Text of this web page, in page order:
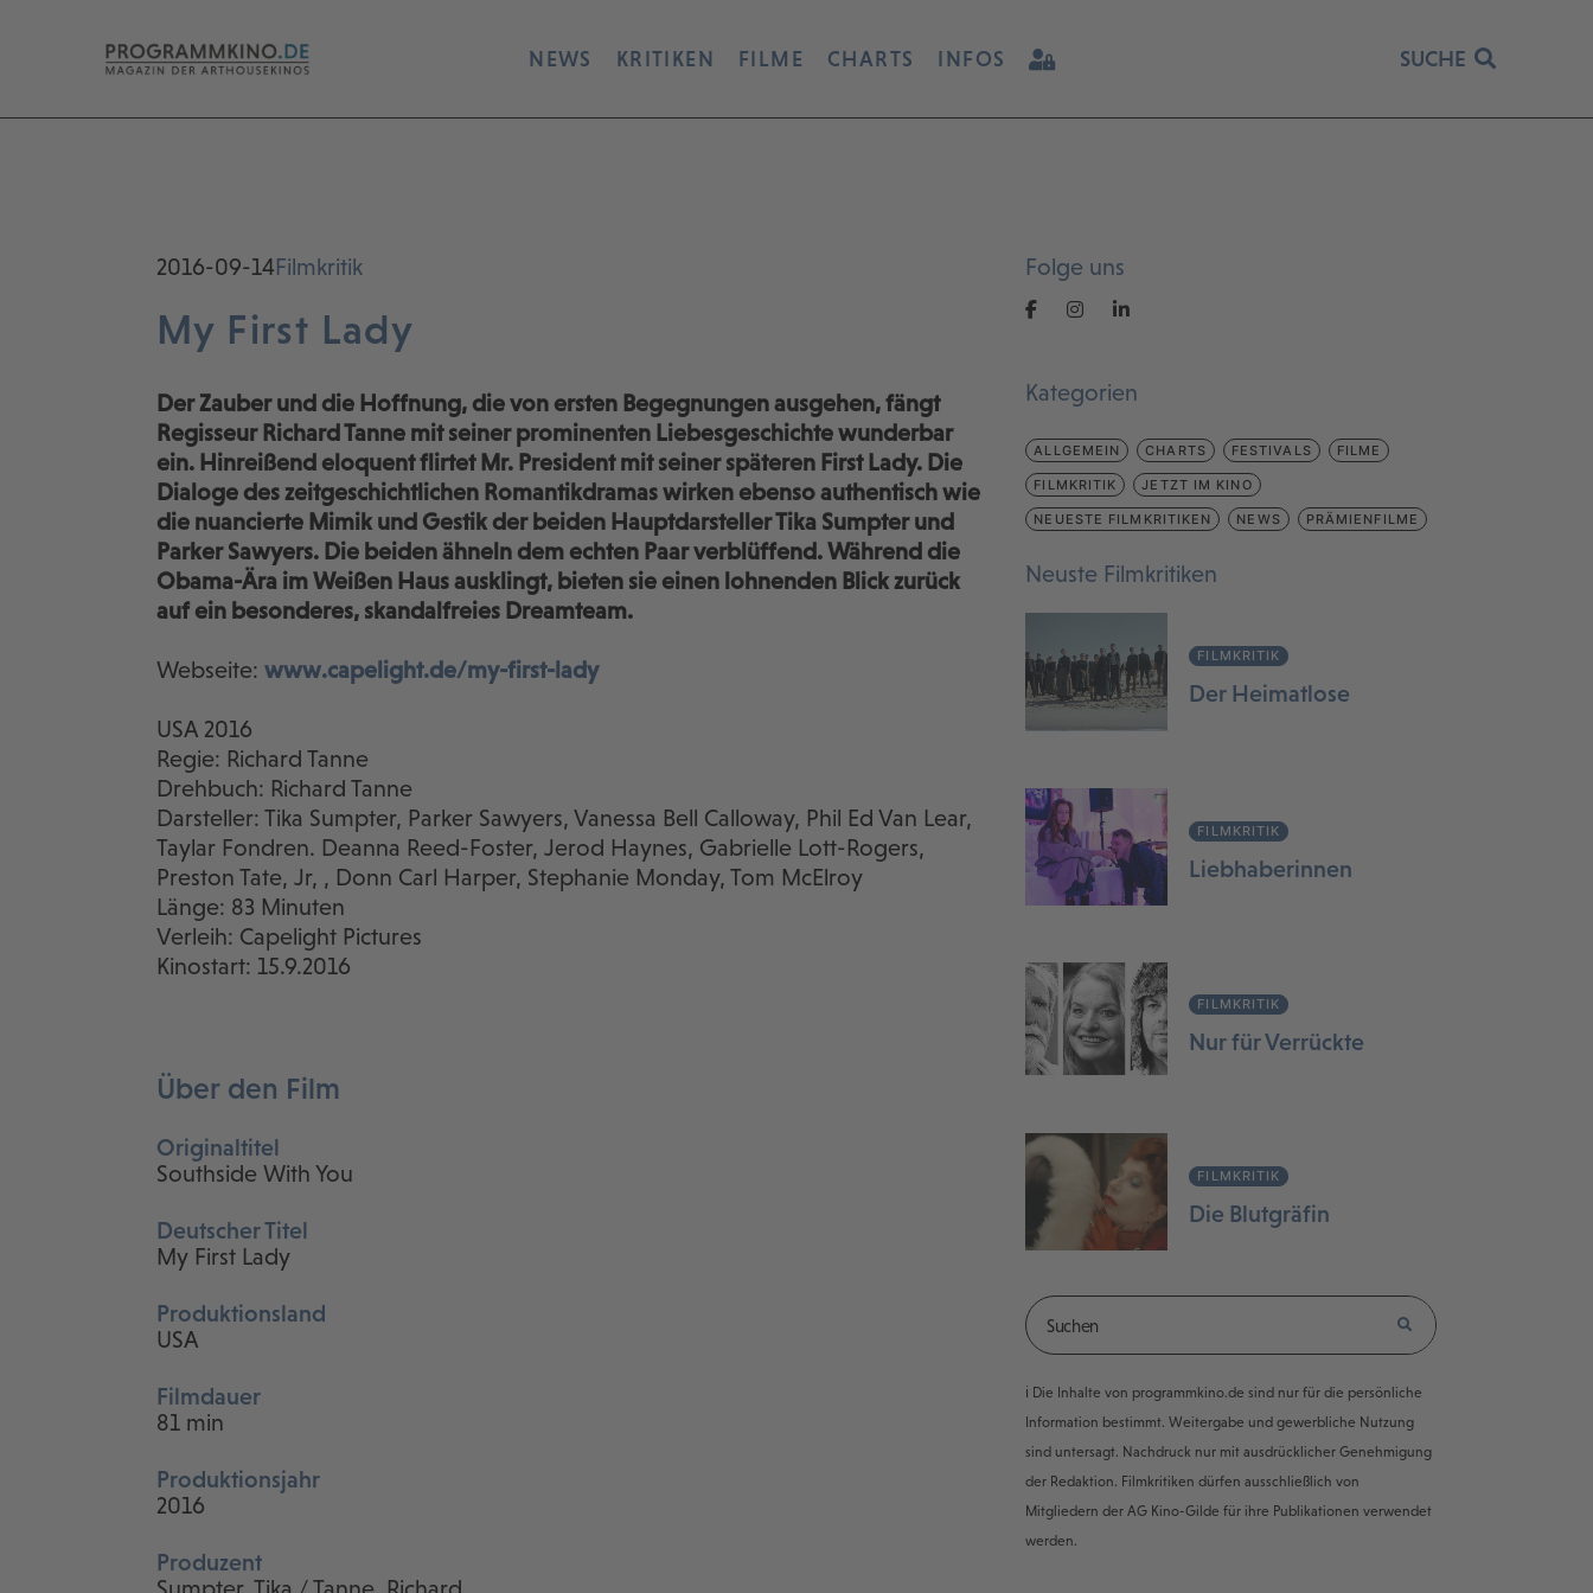
NEWS KRITIKEN FILME CHARTS INFOS SUCHE
2016-09-14Filmkritik
My First Lady
Der Zauber und die Hoffnung, die von ersten Begegnungen ausgehen, fängt
Regisseur Richard Tanne mit seiner prominenten Liebesgeschichte wunderbar
ein. Hinreißend eloquent flirtet Mr. President mit seiner späteren First Lady. Die
Dialoge des zeitgeschichtlichen Romantikdramas wirken ebenso authentisch wie
die nuancierte Mimik und Gestik der beiden Hauptdarsteller Tika Sumpter und
Parker Sawyers. Die beiden ähneln dem echten Paar verblüffend. Während die
Obama-Ära im Weißen Haus ausklingt, bieten sie einen lohnenden Blick zurück
auf ein besonderes, skandalfreies Dreamteam.
Webseite: www.capelight.de/my-first-lady
USA 2016
Regie: Richard Tanne
Drehbuch: Richard Tanne
Darsteller: Tika Sumpter, Parker Sawyers, Vanessa Bell Calloway, Phil Ed Van Lear,
Taylar Fondren. Deanna Reed-Foster, Jerod Haynes, Gabrielle Lott-Rogers,
Preston Tate, Jr, , Donn Carl Harper, Stephanie Monday, Tom McElroy
Länge: 83 Minuten
Verleih: Capelight Pictures
Kinostart: 15.9.2016
Über den Film
Originaltitel
Southside With You
Deutscher Titel
My First Lady
Produktionsland
USA
Filmdauer
81 min
Produktionsjahr
2016
Produzent
Folge uns
Kategorien
ALLGEMEIN CHARTS FESTIVALS FILME
FILMKRITIK JETZT IM KINO
NEUESTE FILMKRITIKEN NEWS PRÄMIENFILME
Neuste Filmkritiken
FILMKRITIK
Der Heimatlose
FILMKRITIK
Liebhaberinnen
FILMKRITIK
Nur für Verrückte
FILMKRITIK
Die Blutgräfin
ℹ️ Die Inhalte von programmkino.de sind nur für die persönliche
Information bestimmt. Weitergabe und gewerbliche Nutzung
sind untersagt. Nachdruck nur mit ausdrücklicher Genehmigung
der Redaktion. Filmkritiken dürfen ausschließlich von
Mitgliedern der AG Kino-Gilde für ihre Publikationen verwendet
werden.